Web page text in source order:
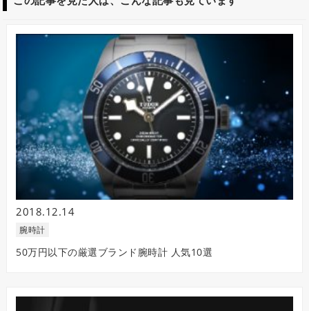
2018.12.14
腕時計
50万円以下の厳選ブランド腕時計 人気10選